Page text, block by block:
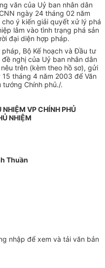
văn của Uỷ ban nhân dân
ngày 24 tháng 02 năm
ý kiến giải quyết xử lý phá
lâm vào tình trạng phá sản
đại diện hợp pháp.
Bộ Kế hoạch và Đầu tư
nghị của Uỷ ban nhân dân
trên (kèm theo hồ sơ), gửi
tháng 4 năm 2003 để Văn
tướng Chính phủ./.
VP CHÍNH PHỦ
NHIỆM
Thuần
nhập để xem và tải văn bản